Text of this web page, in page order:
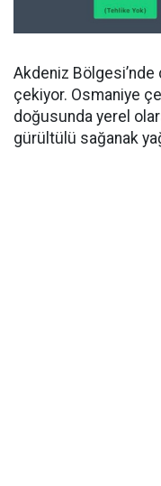
Akdeniz
çekiyor. Osmaniye
doğusunda yerel
gürültülü sağanak